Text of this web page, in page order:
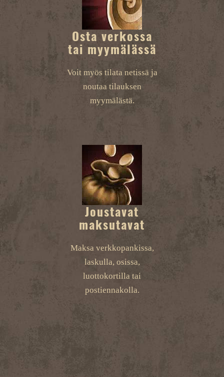
Osta verkossa
tai myymälässä
Voit myös tilata netissä ja
noutaa tilauksen
myymälästä.
Joustavat
maksutavat
Maksa verkkopankissa,
laskulla, osissa,
luottokortilla tai
postiennakolla.